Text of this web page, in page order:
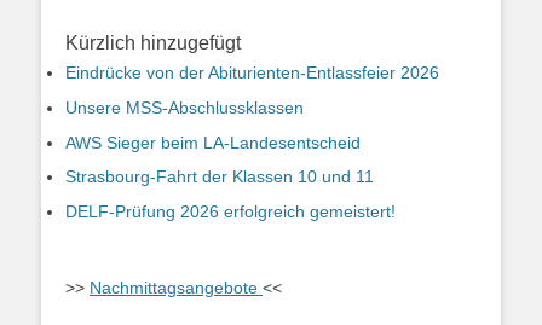
Kürzlich hinzugefügt
Eindrücke von der Abiturienten-Entlassfeier 2026
Unsere MSS-Abschlussklassen
AWS Sieger beim LA-Landesentscheid
Strasbourg-Fahrt der Klassen 10 und 11
DELF-Prüfung 2026 erfolgreich gemeistert!
>> Nachmittagsangebote <<